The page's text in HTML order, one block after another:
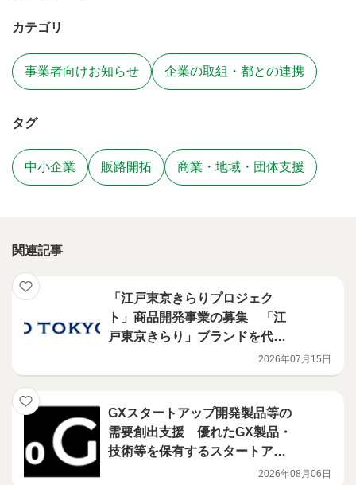
カテゴリ
事業者向けお知らせ 企業の取組・都との連携
タグ
中小企業 販路開拓 商業・地域・団体支援
関連記事
「江戸東京きらりプロジェク
ト」商品開発事業の募集 「江
戸東京きらり」ブランドを代表
する商品の開発を行う意欲ある
事業者を募集します！
2026年07月15日
GXスタートアップ開発製品等の
需要創出支援 優れたGX製品・
技術等を保有するスタートアッ
プ等とそれを活用したい事業会2026年08月06日